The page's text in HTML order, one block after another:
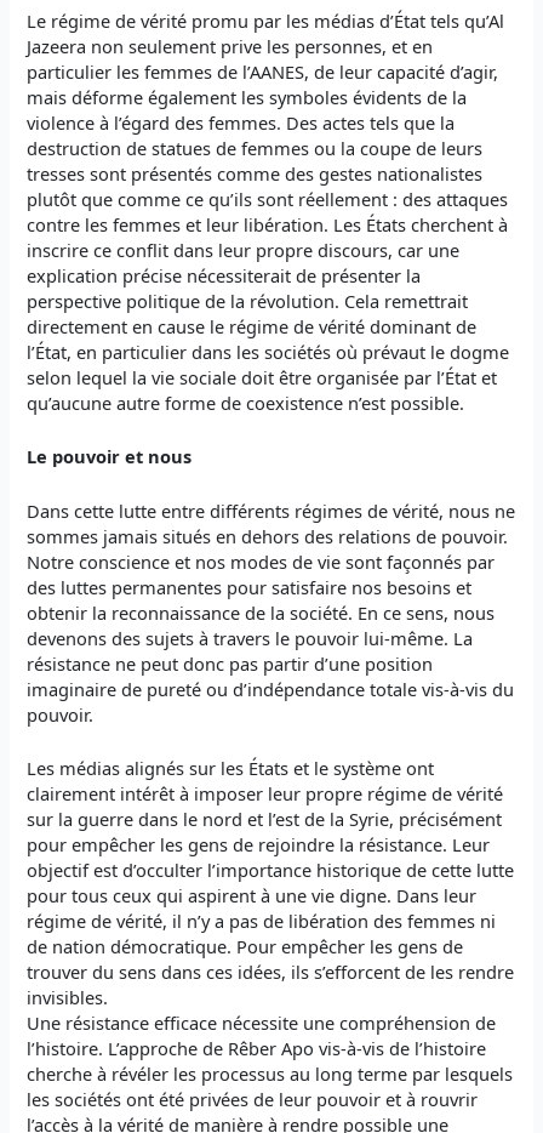
Le régime de vérité promu par les médias d’État tels qu’Al
Jazeera non seulement prive les personnes, et en
particulier les femmes de l’AANES, de leur capacité d’agir,
mais déforme également les symboles évidents de la
violence à l’égard des femmes. Des actes tels que la
destruction de statues de femmes ou la coupe de leurs
tresses sont présentés comme des gestes nationalistes
plutôt que comme ce qu’ils sont réellement : des attaques
contre les femmes et leur libération. Les États cherchent à
inscrire ce conflit dans leur propre discours, car une
explication précise nécessiterait de présenter la
perspective politique de la révolution. Cela remettrait
directement en cause le régime de vérité dominant de
l’État, en particulier dans les sociétés où prévaut le dogme
selon lequel la vie sociale doit être organisée par l’État et
qu’aucune autre forme de coexistence n’est possible.
Le pouvoir et nous
Dans cette lutte entre différents régimes de vérité, nous ne
sommes jamais situés en dehors des relations de pouvoir.
Notre conscience et nos modes de vie sont façonnés par
des luttes permanentes pour satisfaire nos besoins et
obtenir la reconnaissance de la société. En ce sens, nous
devenons des sujets à travers le pouvoir lui-même. La
résistance ne peut donc pas partir d’une position
imaginaire de pureté ou d’indépendance totale vis-à-vis du
pouvoir.
Les médias alignés sur les États et le système ont
clairement intérêt à imposer leur propre régime de vérité
sur la guerre dans le nord et l’est de la Syrie, précisément
pour empêcher les gens de rejoindre la résistance. Leur
objectif est d’occulter l’importance historique de cette lutte
pour tous ceux qui aspirent à une vie digne. Dans leur
régime de vérité, il n’y a pas de libération des femmes ni
de nation démocratique. Pour empêcher les gens de
trouver du sens dans ces idées, ils s’efforcent de les rendre
invisibles.
Une résistance efficace nécessite une compréhension de
l’histoire. L’approche de Rêber Apo vis-à-vis de l’histoire
cherche à révéler les processus au long terme par lesquels
les sociétés ont été privées de leur pouvoir et à rouvrir
l’accès à la vérité de manière à rendre possible une